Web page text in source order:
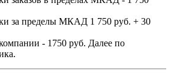
за пределы МКАД 1 750 руб. + 30
- 1750 руб. Далее по